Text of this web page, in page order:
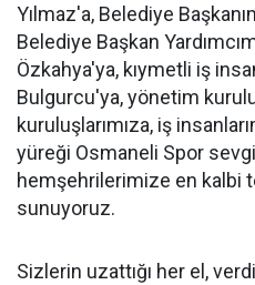
Yılmaz'a, Belediye
Belediye Başkan
Özkahya'ya, kıymetli iş
Bulgurcu'ya, yönetim
kuruluşlarımıza, iş
yüreği Osmaneli Spor
hemşehrilerimize en kalbi
sunuyoruz.
Sizlerin uzattığı her el,